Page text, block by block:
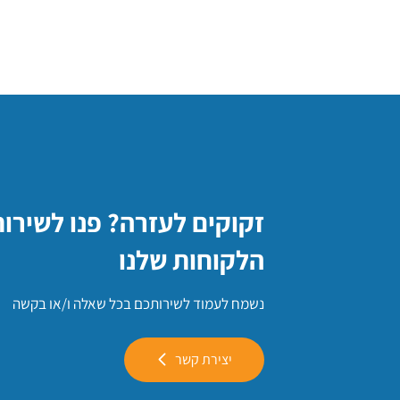
זקוקים לעזרה? פנו
הלקוחות שלנו
נשמח לעמוד לשירותכם בכל שאלה ו/או בקשה
יצירת קשר